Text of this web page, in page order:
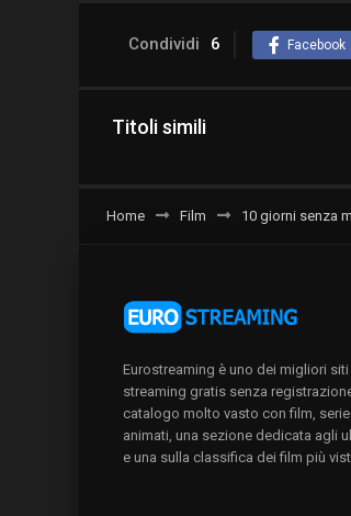
Condividi 6 Facebook
Titoli simili
Home Film 10 giorni senza
Eurostreaming è uno dei migliori
streaming gratis senza
catalogo molto vasto con film, serie
animati, una sezione dedicata agli
e una sulla classifica dei film più